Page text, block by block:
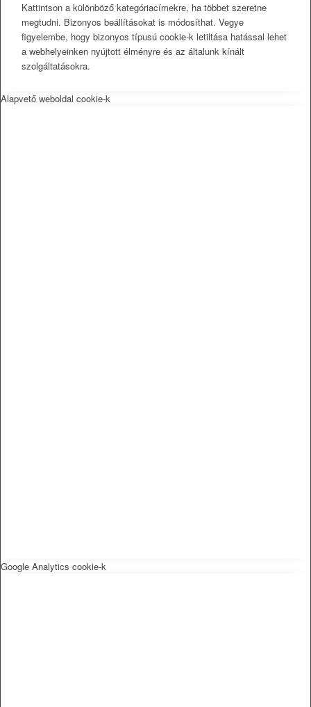
Kattintson a különböző kategóriacímekre, ha többet szeretne
megtudni. Bizonyos beállításokat is módosíthat. Vegye
figyelembe, hogy bizonyos típusú cookie-k letiltása hatással lehet
a webhelyeinken nyújtott élményre és az általunk kínált
szolgáltatásokra.
Alapvető weboldal cookie-k
Google Analytics cookie-k